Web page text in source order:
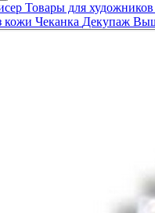
Товары для художников
кожи Чеканка Декупаж